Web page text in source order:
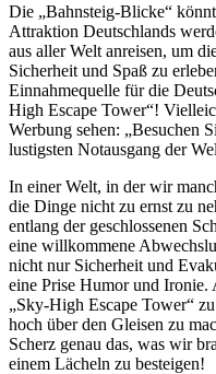
Die „Bahnsteig-Blicke“
Attraktion Deutschlands
aus aller Welt anreisen, um
Sicherheit und Spaß zu
Einnahmequelle für die
High Escape Tower“!
Werbung sehen: „Besuchen
lustigsten Notausgang der
In einer Welt, in der wir
die Dinge nicht zu ernst zu
entlang der geschlossenen
eine willkommene
nicht nur Sicherheit und
eine Prise Humor und Ironie.
„Sky-High Escape Tower“
hoch über den Gleisen zu
Scherz genau das, was wir
einem Lächeln zu besteigen!